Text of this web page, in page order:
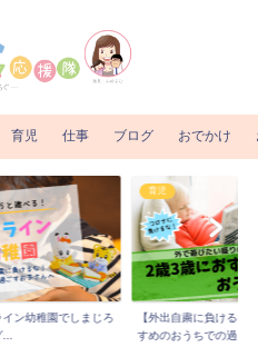
育児 仕事 ブログ おでかけ
イン幼稚園でしまじろ
育児
【外出自粛に負けるな
すめのおうちでの過...